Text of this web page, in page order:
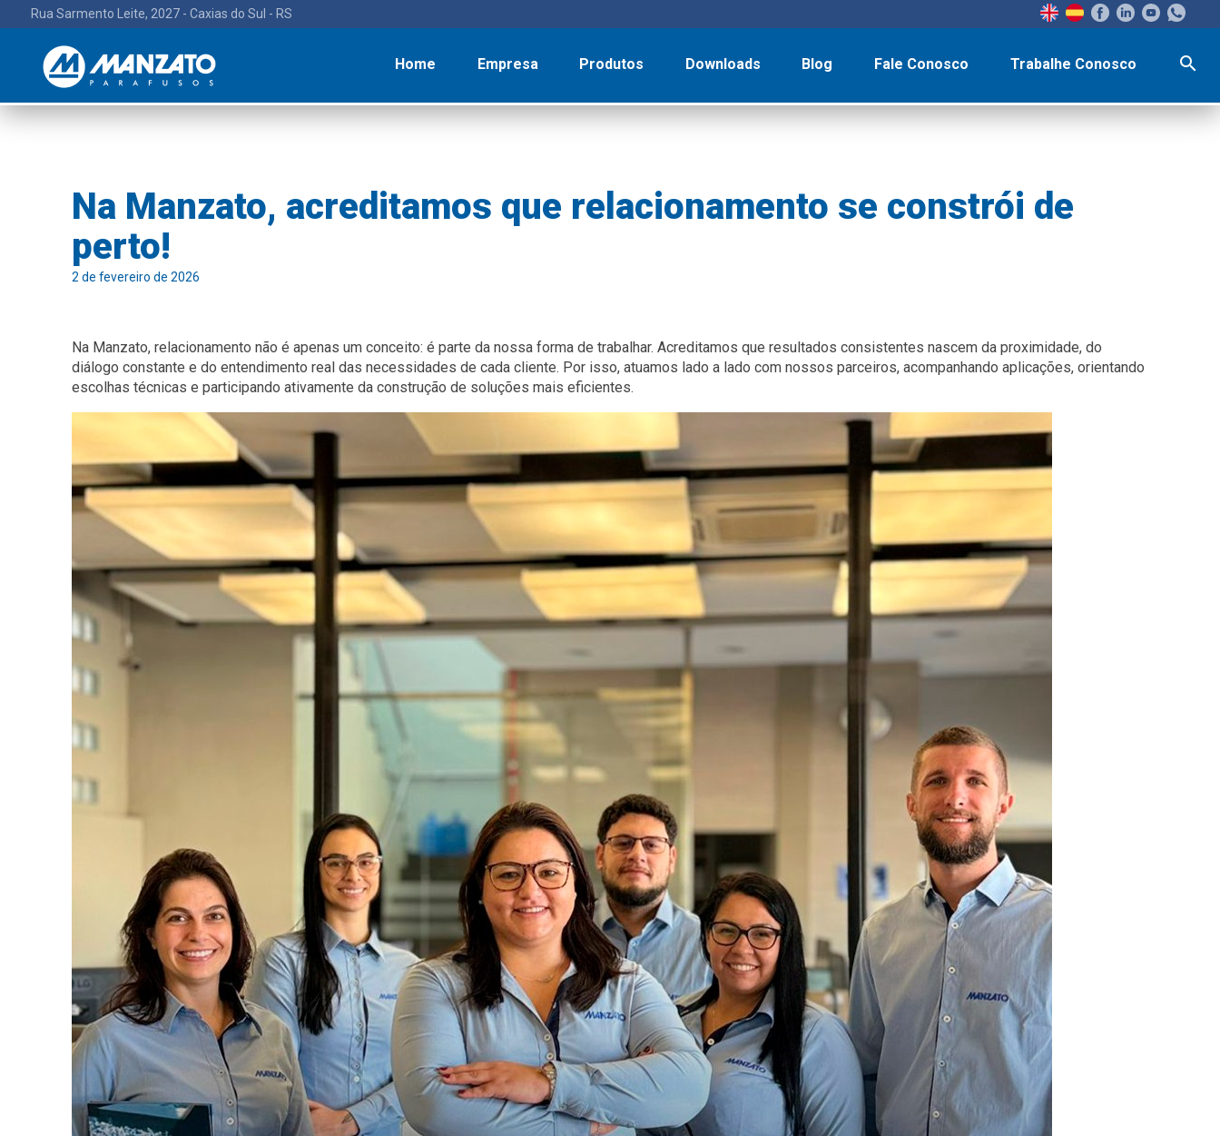
Rua Sarmento Leite, 2027 - Caxias do Sul - RS
Home Empresa Produtos Downloads Blog Fale Conosco Trabalhe Conosco search
Na Manzato, acreditamos que relacionamento se constrói de
perto!
2 de fevereiro de 2026
Na Manzato, relacionamento não é apenas um conceito: é parte da nossa forma de trabalhar. Acreditamos que resultados consistentes nascem da proximidade, do
diálogo constante e do entendimento real das necessidades de cada cliente. Por isso, atuamos lado a lado com nossos parceiros, acompanhando aplicações, orientando
escolhas técnicas e participando ativamente da construção de soluções mais eficientes.